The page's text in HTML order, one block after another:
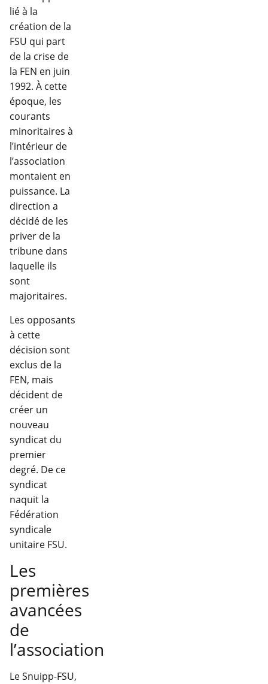
lié à la
création de la
FSU qui part
de la crise de
la FEN en juin
1992. À cette
époque, les
courants
minoritaires à
l’intérieur de
l’association
montaient en
puissance. La
direction a
décidé de les
priver de la
tribune dans
laquelle ils
sont
majoritaires.
Les opposants
à cette
décision sont
exclus de la
FEN, mais
décident de
créer un
nouveau
syndicat du
premier
degré. De ce
syndicat
naquit la
Fédération
syndicale
unitaire FSU.
Les
premières
avancées
de
l’association
Le Snuipp-FSU,